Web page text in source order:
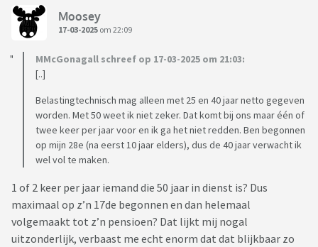
Moosey
17-03-2025 om 22:09
MMcGonagall schreef op 17-03-2025 om 21:03:
[..]
Belastingtechnisch mag alleen met 25 en 40 jaar netto gegeven
worden. Met 50 weet ik niet zeker. Dat komt bij ons maar één of
twee keer per jaar voor en ik ga het niet redden. Ben begonnen
op mijn 28e (na eerst 10 jaar elders), dus de 40 jaar verwacht ik
wel vol te maken.
1 of 2 keer per jaar iemand die 50 jaar in dienst is? Dus
maximaal op z’n 17de begonnen en dan helemaal
volgemaakt tot z’n pensioen? Dat lijkt mij nogal
uitzonderlijk, verbaast me echt enorm dat dat blijkbaar zo